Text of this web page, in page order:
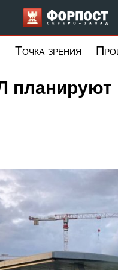
Форпост
Точка зрения
планируют